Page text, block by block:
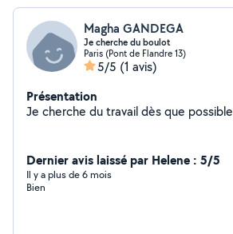
Magha GANDEGA
Je cherche du boulot
Paris (Pont de Flandre 13)
5/5 (1 avis)
Présentation
Je cherche du travail dès que possible
Dernier avis laissé par Helene : 5/5
Il y a plus de 6 mois
Bien